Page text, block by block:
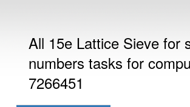
All 15e Lattice Sieve for
numbers tasks for
7266451